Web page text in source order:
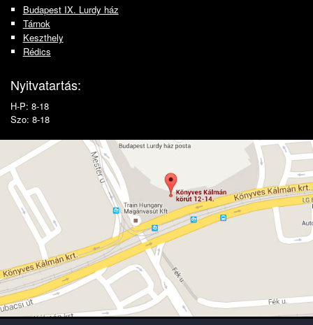
Budapest IX. Lurdy ház
Tárnok
Keszthely
Rédics
Nyitvatartás:
H-P: 8-18
Szo: 8-18